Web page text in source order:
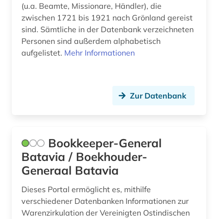
perón, juan domingo | politiker (1)
pestizide (1)
politik (5)
schifffahrt (1)
schubert (1)
sitc (1)
soziologie (3)
(u.a. Beamte, Missionare, Händler), die
zwischen 1721 bis 1921 nach Grönland gereist
sind. Sämtliche in der Datenbank verzeichneten
Personen sind außerdem alphabetisch
aufgelistet. Mehr Informationen
Zur Datenbank
Bookkeeper-General
Batavia / Boekhouder-
Generaal Batavia
Dieses Portal ermöglicht es, mithilfe
verschiedener Datenbanken Informationen zur
Warenzirkulation der Vereinigten Ostindischen